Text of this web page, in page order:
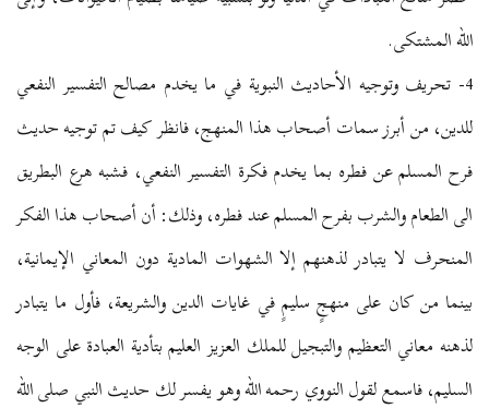
الله المشتكى.
4- تحريف وتوجيه الأحاديث النبوية في ما يخدم مصالح التفسير النفعي
للدين، من أبرز سمات أصحاب هذا المنهج، فانظر كيف تم توجيه حديث
فرح المسلم عن فطره بما يخدم فكرة التفسير النفعي، فشبه هرع البطريق
الى الطعام والشرب بفرح المسلم عند فطره، وذلك: أن أصحاب هذا الفكر
المنحرف لا يتبادر لذهنهم إلا الشهوات المادية دون المعاني الإيمانية،
بينما من كان على منهجٍ سليمٍ في غايات الدين والشريعة، فأول ما يتبادر
لذهنه معاني التعظيم والتبجيل للملك العزيز العليم بتأدية العبادة على الوجه
السليم، فاسمع لقول النووي رحمه الله وهو يفسر لك حديث النبي صلى الله